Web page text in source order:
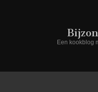
Een kookblog